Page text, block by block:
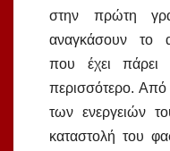
στην πρώτη
αναγκάσουν το
που έχει
περισσότερο.
των ενεργειών
καταστολή του